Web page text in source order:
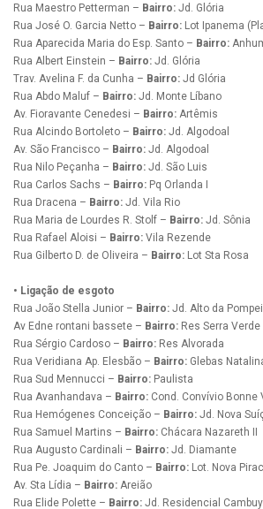
Rua Maestro Petterman – Bairro: Jd. Glória
Rua José O. Garcia Netto – Bairro: Lot Ipanema
Rua Aparecida Maria do Esp. Santo – Bairro:
Rua Albert Einstein – Bairro: Jd. Glória
Trav. Avelina F. da Cunha – Bairro: Jd Glória
Rua Abdo Maluf – Bairro: Jd. Monte Líbano
Av. Fioravante Cenedesi – Bairro: Artêmis
Rua Alcindo Bortoleto – Bairro: Jd. Algodoal
Av. São Francisco – Bairro: Jd. Algodoal
Rua Nilo Peçanha – Bairro: Jd. São Luis
Rua Carlos Sachs – Bairro: Pq Orlanda I
Rua Dracena – Bairro: Jd. Vila Rio
Rua Maria de Lourdes R. Stolf – Bairro: Jd. Sônia
Rua Rafael Aloisi – Bairro: Vila Rezende
Rua Gilberto D. de Oliveira – Bairro: Lot Sta Rosa
• Ligação de esgoto
Rua João Stella Junior – Bairro: Jd. Alto da
Av Edne rontani bassete – Bairro: Res Serra Verde
Rua Sérgio Cardoso – Bairro: Res Alvorada
Rua Veridiana Ap. Elesbão – Bairro: Glebas
Rua Sud Mennucci – Bairro: Paulista
Rua Avanhandava – Bairro: Cond. Convívio Bonne
Rua Hemógenes Conceição – Bairro: Jd. Nova
Rua Samuel Martins – Bairro: Chácara Nazareth II
Rua Augusto Cardinali – Bairro: Jd. Diamante
Rua Pe. Joaquim do Canto – Bairro: Lot. Nova
Av. Sta Lídia – Bairro: Areião
Rua Elide Polette – Bairro: Jd. Residencial Cambuy